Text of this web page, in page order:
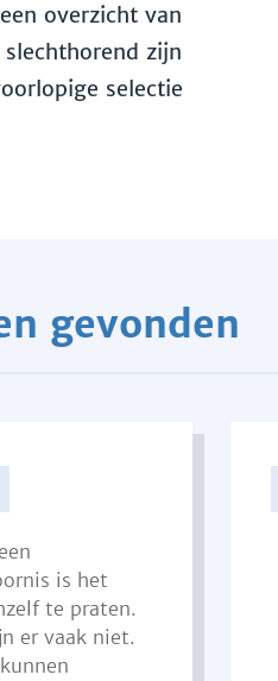
overzicht van
zijn
selectie
gevonden
is het
te praten.
er vaak niet.